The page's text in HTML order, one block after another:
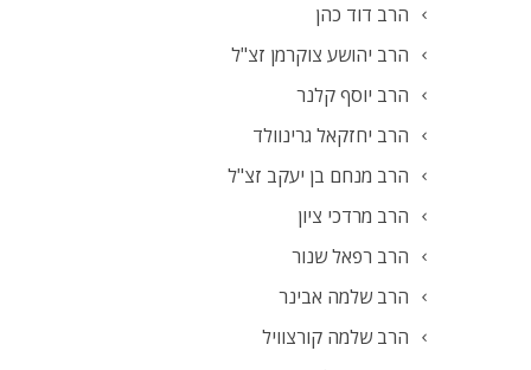
הרב דוד כהן
הרב יהושע צוקרמן זצ"ל
הרב יוסף קלנר
הרב יחזקאל גרינוולד
הרב מנחם בן יעקב זצ"ל
הרב מרדכי ציון
הרב רפאל שנור
הרב שלמה אבינר
הרב שלמה קורצוויל